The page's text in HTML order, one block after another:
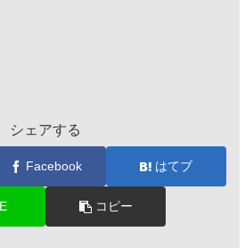
シェアする
Facebook はてブ
コピー